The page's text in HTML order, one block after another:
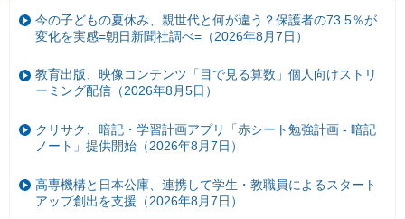
今の子どもの夏休み、親世代と何が違う？保護者の73.5％が
変化を実感=朝日新聞社調べ=（2026年8月7日）
教育出版、映像コンテンツ「目で見る算数」個人向けストリ
ーミング配信（2026年8月5日）
クリサク、暗記・学習計画アプリ「赤シート勉強計画 - 暗記
ノート」提供開始（2026年8月7日）
高専機構と日本公庫、連携して学生・教職員によるスタート
アップ創出を支援（2026年8月7日）